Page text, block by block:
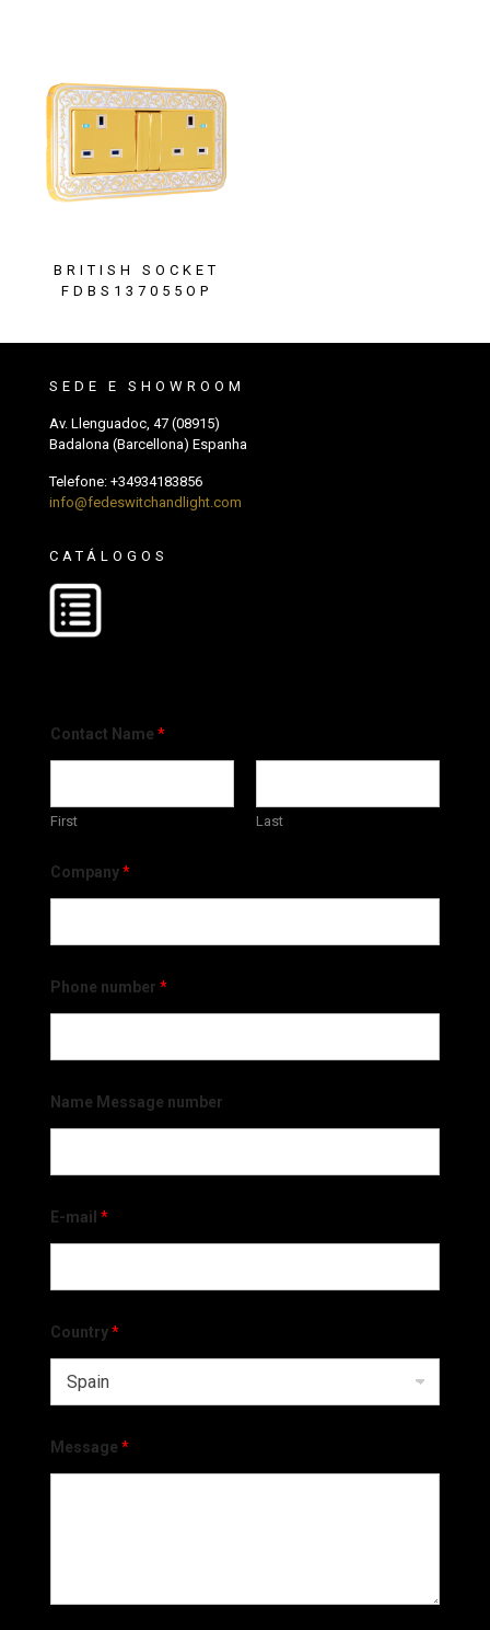
BRITISH SOCKET
FDBS137055OP
SEDE E SHOWROOM
Av. Llenguadoc, 47 (08915)
Badalona (Barcellona) Espanha
Telefone: +34934183856
info@fedeswitchandlight.com
CATÁLOGOS
Contact Name *
First Last
Company*
Phone number *
Name Message number
E-mail *
Country*
Message *